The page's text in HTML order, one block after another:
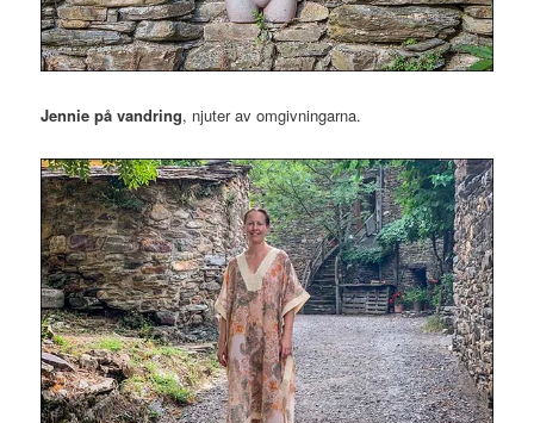
Jennie på vandring, njuter av omgivningarna.